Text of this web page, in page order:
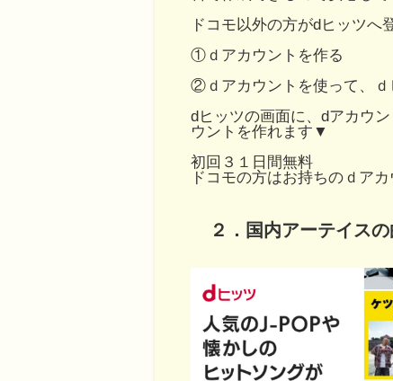
ドコモ以外の方がdヒッツへ
①ｄアカウントを作る
②ｄアカウントを使って、ｄ
dヒッツの画面に、dアカウ
ウントを作れます▼
初回３１日間無料
ドコモの方はお持ちのｄア
２．国内アーテイスの